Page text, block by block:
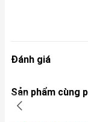
inch cùng tấm nền
nước với chỉ số
nits, đây cũng là
Đánh giá
Sản phẩm cùng